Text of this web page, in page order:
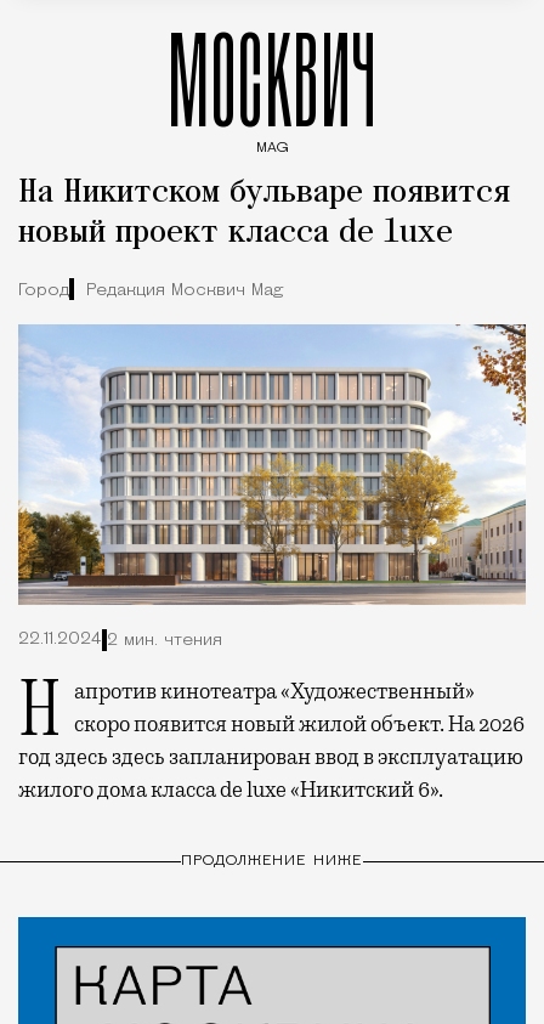
МОСКВИЧ
MAG
На Никитском бульваре появится
новый проект класса de luxe
Город Редакция Москвич Mag
22.11.2024 2 мин. чтения
Напротив кинотеатра «Художественный» скоро появится новый жилой объект. На 2026
год здесь здесь запланирован ввод в эксплуатацию
жилого дома класса de luxe «Никитский 6».
ПРОДОЛЖЕНИЕ НИЖЕ